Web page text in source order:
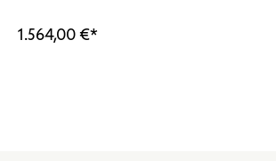
1.564,00 €*